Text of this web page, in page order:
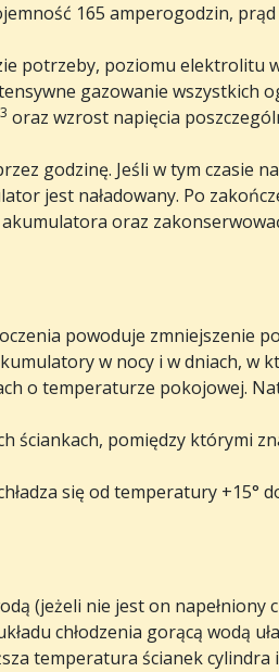
165 amperogodzin, prąd
potrzeby, poziomu elektrolitu
gazowanie wszystkich
3 oraz wzrost napięcia
godzinę. Jeśli w tym czasie
jest naładowany. Po
oraz
powoduje zmniejszenie
w nocy i w dniach, w
o temperaturze pokojowej.
ściankach, pomiędzy którymi
się od temperatury +15°
(jeżeli nie jest on napełniony
chłodzenia gorącą wodą
temperatura ścianek cylindra i